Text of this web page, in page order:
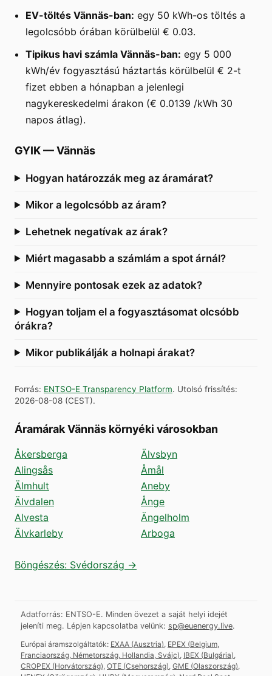
EV-töltés Vännäs-ban: egy 50 kWh-os töltés a
legolcsóbb órában körülbelül € 0.03.
Tipikus havi számla Vännäs-ban: egy 5 000
kWh/év fogyasztású háztartás körülbelül € 2-t
fizet ebben a hónapban a jelenlegi
nagykereskedelmi árakon (€ 0.0139 /kWh 30
napos átlag).
GYIK—Vännäs
Hogyan határozzák meg az áramárat?
Mikor a legolcsóbb az áram?
Lehetnek negatívak az árak?
Miért magasabb a számlám a spot árnál?
Mennyire pontosak ezek az adatok?
Hogyan toljam el a fogyasztásomat olcsóbb
órákra?
Mikor publikálják a holnapi árakat?
Forrás: ENTSO-E Transparency Platform. Utolsó frissítés:
2026-08-08 (CEST).
Áramárak Vännäs környéki városokban
Åkersberga
Alingsås
Älmhult
Älvdalen
Alvesta
Älvkarleby
Älvsbyn
Åmål
Aneby
Ånge
Ängelholm
Arboga
Böngészés: Svédország →
Adatforrás: ENTSO-E. Minden övezet a saját helyi idejét
jeleníti meg. Lépjen kapcsolatba velünk: sp@euenergy.live.
Európai áramszolgáltatók: EXAA (Ausztria) EPEX (Belgium,
Franciaország, Németország, Hollandia, Svájc) IBEX (Bulgária)
CROPEX (Horvátország) OTE (Csehország) GME (Olaszország)